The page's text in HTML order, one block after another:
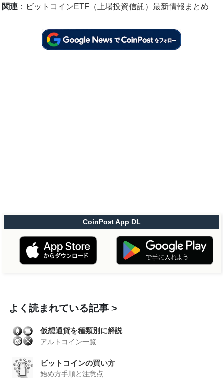
関連 ： ビットコインETF（上場投資信託）最新情報まとめ
CoinPost App DL
よく読まれている記事
仮想通貨を種類別に解説
アルトコイン一覧
ビットコインの買い方
始め方手順と注意点